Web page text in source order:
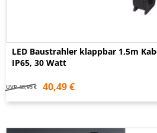
LED Baustrahler klappbar 1,5m
IP65, 30 Watt
UVP 48,95 € 40,49 €